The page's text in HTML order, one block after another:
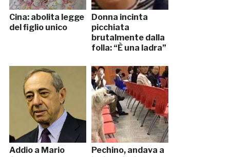
Cina: abolita legge
del figlio unico
Donna incinta
picchiata
brutalmente dalla
folla: “È una ladra”
Addio a Mario
Pechino, andava a